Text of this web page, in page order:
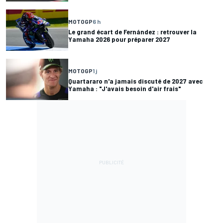
MOTOGP6 h
Le grand écart de Fernández : retrouver la
Yamaha 2026 pour préparer 2027
MOTOGP1 j
Quartararo n'a jamais discuté de 2027 avec
Yamaha : "J'avais besoin d'air frais"